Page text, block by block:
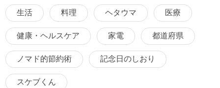
生活 料理 ヘタウマ 医療
健康・ヘルスケア 家電 都道府県
ノマド的節約術 記念日のしおり
スケブくん